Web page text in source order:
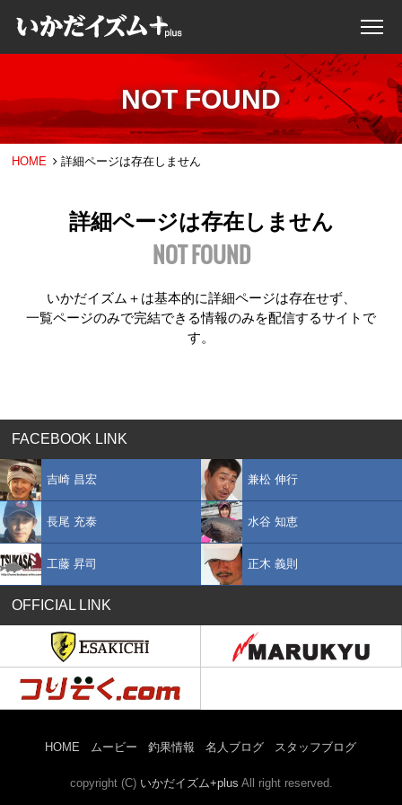
NOT FOUND
HOME 詳細ページは存在しません
詳細ページは存在しません
NOT FOUND
いかだイズム＋は基本的に詳細ページは存在せず、
一覧ページのみで完結できる情報のみを配信するサイトで
す。
FACEBOOK LINK
吉崎 昌宏 兼松 伸行
長尾 充泰 水谷 知恵
工藤 昇司 正木 義則
OFFICIAL LINK
HOME ムービー 釣果情報 名人ブログ スタッフブログ
copyright (C) いかだイズム+plus All right reserved.